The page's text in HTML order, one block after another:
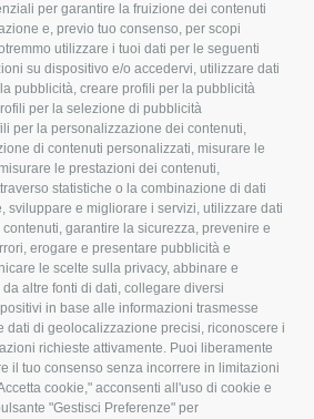
per garantire la fruizione dei contenuti
e, previo tuo consenso, per scopi
utilizzare i tuoi dati per le seguenti
su dispositivo e/o accedervi, utilizzare dati
pubblicità, creare profili per la pubblicità
per la selezione di pubblicità
per la personalizzazione dei contenuti,
di contenuti personalizzati, misurare le
le prestazioni dei contenuti,
statistiche o la combinazione di dati
sviluppare e migliorare i servizi, utilizzare dati
garantire la sicurezza, prevenire e
erogare e presentare pubblicità e
le scelte sulla privacy, abbinare e
altre fonti di dati, collegare diversi
in base alle informazioni trasmesse
dati di geolocalizzazione precisi, riconoscere i
richieste attivamente. Puoi liberamente
il tuo consenso senza incorrere in limitazioni
cookie," acconsenti all'uso di cookie e
"Gestisci Preferenze" per
e
CONFAGRICOLTURA
INFORMA
Tecnico
Fiscale
Lavoro
Ambiente
Associazione
CONFAGRICOLTURA ATTIVA
Notizie in evidenza
Eventi
Comunicati Stampa